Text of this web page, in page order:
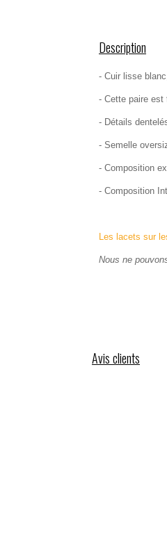
Description
- Cuir lisse
- Cette paire est
- Détails
- Semelle
- Composition
- Composition
Les lacets sur
Nous ne
Avis clients